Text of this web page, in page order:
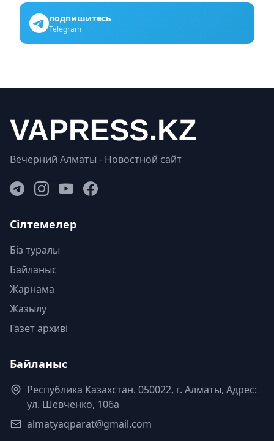
подпишитесь
Telegram
Вечерний Алматы - Новостной сайт
Сілтемелер
Біз туралы
Байланыс
Жарнама
Жазылу
Газет архиві
Байланыс
Республика Казахстан. 050022, г. Алматы, Адрес:
ул. Шевченко, 106а
almatyaqparat@gmail.com